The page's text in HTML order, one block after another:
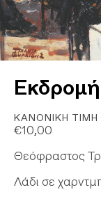
ΚΑΝΟΝΙΚΉ ΤΙΜΉ
€10,00
Θεόφραστος
Λάδι σε